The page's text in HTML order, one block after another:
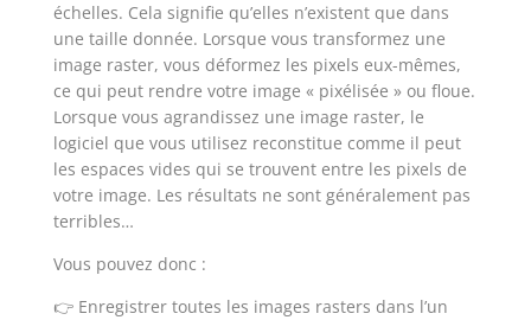
échelles. Cela signifie qu’elles n’existent que dans
une taille donnée. Lorsque vous transformez une
image raster, vous déformez les pixels eux-mêmes,
ce qui peut rendre votre image « pixélisée » ou floue.
Lorsque vous agrandissez une image raster, le
logiciel que vous utilisez reconstitue comme il peut
les espaces vides qui se trouvent entre les pixels de
votre image. Les résultats ne sont généralement pas
terribles…
Vous pouvez donc :
👉 Enregistrer toutes les images rasters dans l’un